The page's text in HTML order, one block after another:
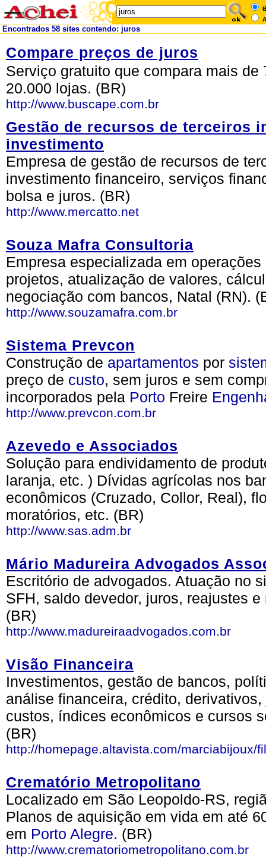
Encontrados 58 sites contendo: juros
Compare preços de juros
Serviço gratuito que compara mais
20.000 lojas. (BR)
http://www.buscape.com.br
Gestão de recursos de terceiros
investimento
Empresa de gestão de recursos de
investimento financeiro, serviços
bolsa e juros. (BR)
http://www.mercatto.net
Souza Mafra Consultoria
Empresa especializada em
projetos, atualização de valores,
negociação com bancos, Natal (RN).
http://www.souzamafra.com.br
Sistema Prevcon
Construção de apartamentos por
preço de custo, sem juros e sem
incorporados pela Porto Freire
http://www.prevcon.com.br
Azevedo e Associados
Solução para endividamento de
laranja, etc. ) Dívidas agrícolas nos
econômicos (Cruzado, Collor, Real),
moratórios, etc. (BR)
http://www.sas.adm.br
Mário Madureira Advogados
Escritório de advogados. Atuação no
SFH, saldo devedor, juros, reajustes
(BR)
http://www.madureiraadvogados.com.br
Visão Financeira
Investimentos, gestão de bancos,
análise financeira, crédito,
custos, índices econômicos e cursos
(BR)
http://homepage.altavista.com/marciabijoux/
Crematório Metropolitano
Localizado em São Leopoldo-RS,
Planos de aquisição em vida em até
em Porto Alegre. (BR)
http://www.crematoriometropolitano.com.br